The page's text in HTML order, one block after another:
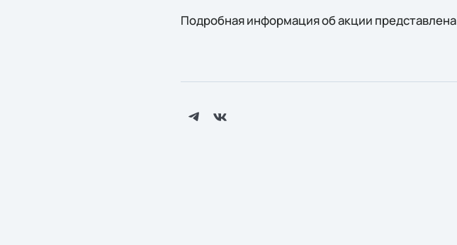
Подробная информация об акции представлена